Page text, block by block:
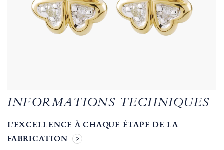
INFORMATIONS TECHNIQUES
L'EXCELLENCE À CHAQUE ÉTAPE DE LA
FABRICATION